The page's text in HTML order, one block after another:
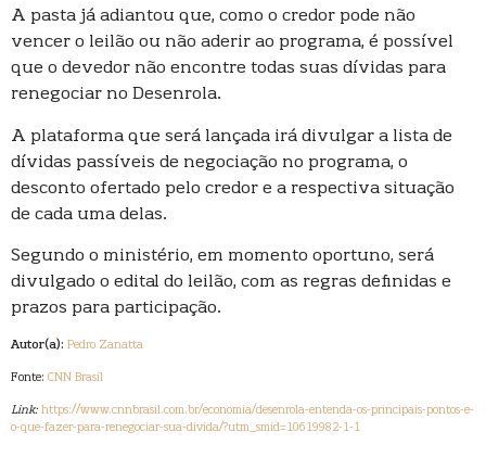
A pasta já adiantou que, como o credor pode não
vencer o leilão ou não aderir ao programa, é possível
que o devedor não encontre todas suas dívidas para
renegociar no Desenrola.
A plataforma que será lançada irá divulgar a lista de
dívidas passíveis de negociação no programa, o
desconto ofertado pelo credor e a respectiva situação
de cada uma delas.
Segundo o ministério, em momento oportuno, será
divulgado o edital do leilão, com as regras definidas e
prazos para participação.
Autor(a): Pedro Zanatta
Fonte: CNN Brasil
Link: https://www.cnnbrasil.com.br/economia/desenrola-entenda-os-principais-pontos-e-
o-que-fazer-para-renegociar-sua-divida/?utm_smid=10619982-1-1